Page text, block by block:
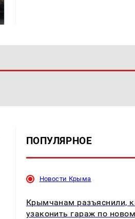
ПОПУЛЯРНОЕ
Новости Крыма
Крымчанам разъяснили,
узаконить гараж по